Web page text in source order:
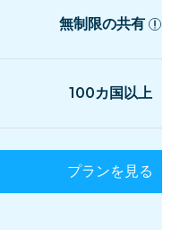
無制限の共有
100カ国以上
プランを見る